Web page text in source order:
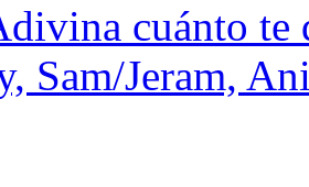
cuánto te
Sam/Jeram,